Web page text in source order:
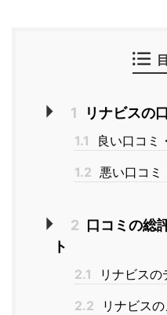
1 リナビスの
1.1
良い口コミ
1.2 悪い口コミ
2 口コミの総
ト
2.1
リナビスの
2.2
リナビス